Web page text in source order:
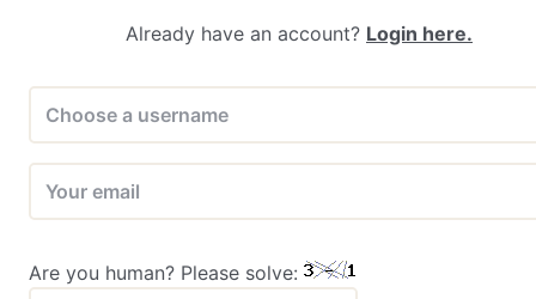
Already have an account? Login here.
Are you human? Please solve: